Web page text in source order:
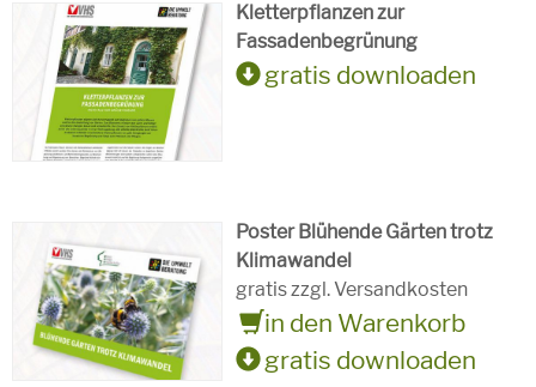
Kletterpflanzen zur
Fassadenbegrünung
gratis downloaden
Poster Blühende Gärten trotz
Klimawandel
gratis zzgl. Versandkosten
in den Warenkorb
gratis downloaden